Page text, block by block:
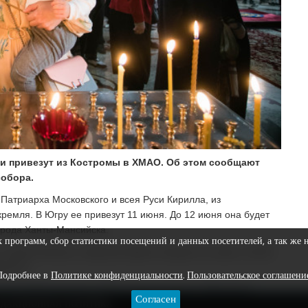
привезут из Костромы в ХМАО. Об этом сообщают
Московского и всея Руси Кирилла, из
В Югру ее привезут 11 июня. До 12 июня она будет
Ханты-Мансийска.
кафедральном соборе города Сургута. Помолится
с 10:30 до 20:00, 14 июня – с 8:00 до 16:00.
сбор статистики посещений и данных посетителей, а так же
в Политике конфиденциальности. Пользовательское
Согласен